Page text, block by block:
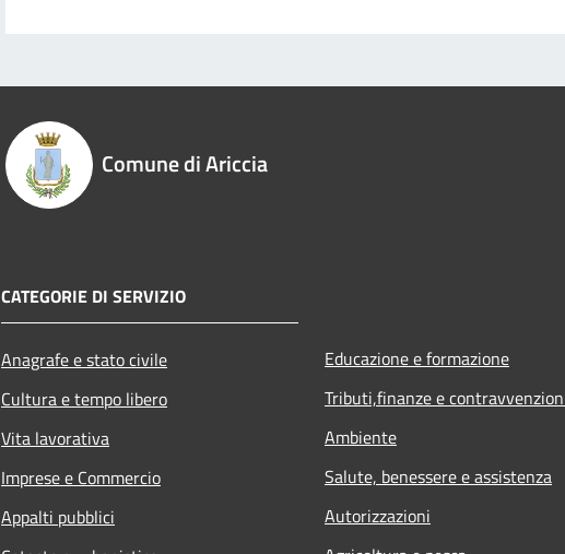
Comune di Ariccia
CATEGORIE DI SERVIZIO
Anagrafe e stato civile
Cultura e tempo libero
Vita lavorativa
Imprese e Commercio
Appalti pubblici
Educazione e formazione
Tributi,finanze e
Ambiente
Salute, benessere e assistenza
Autorizzazioni